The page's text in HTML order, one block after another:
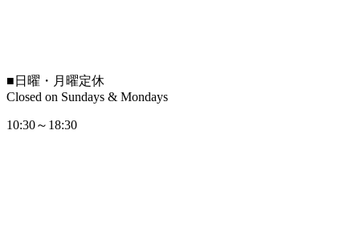
■ 日曜・月曜定休
Closed on Sundays & Mondays
10:30～18:30